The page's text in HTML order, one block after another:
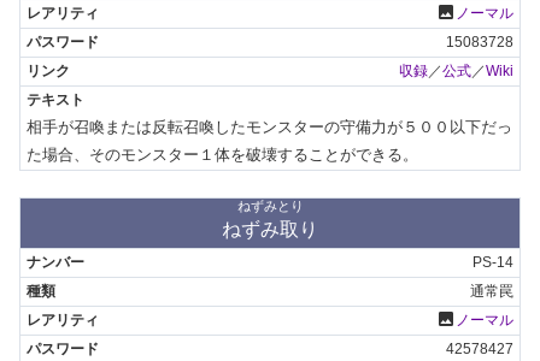
photo ノーマル
15083728
収録／公式／Wiki
相手が召喚または反転召喚したモンスターの守備力が５００以下だっ
た場合、そのモンスター１体を破壊することができる。
ねずみとり
ねずみ取り
PS-14
通常罠
photo ノーマル
42578427